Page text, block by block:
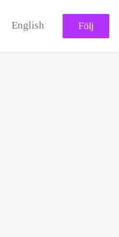
English Följ